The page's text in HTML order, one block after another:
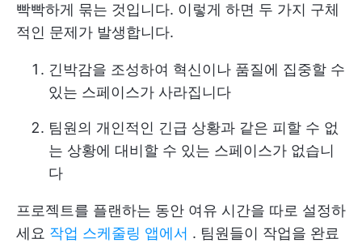
빡빡하게 묶는 것입니다. 이렇게 하면 두 가지 구체
적인 문제가 발생합니다.
긴박감을 조성하여 혁신이나 품질에 집중할 수
있는 스페이스가 사라집니다
팀원의 개인적인 긴급 상황과 같은 피할 수 없
는 상황에 대비할 수 있는 스페이스가 없습니
다
프로젝트를 플랜하는 동안 여유 시간을 따로 설정하
세요 작업 스케줄링 앱에서 . 팀원들이 작업을 완료